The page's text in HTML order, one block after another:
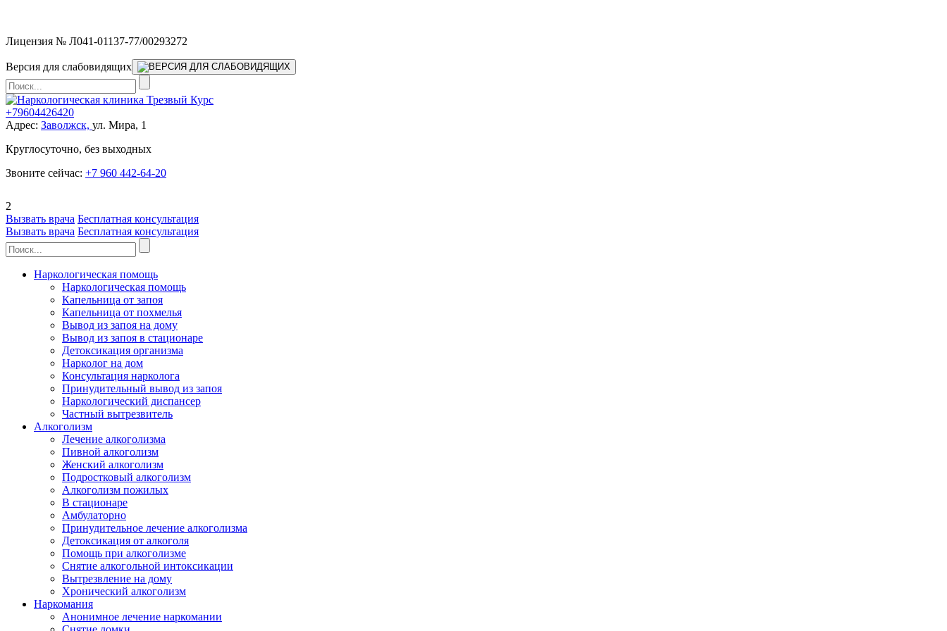
Лицензия № Л041-01137-77/00293272
Версия для слабовидящих
+79604426420
Адрес: Заволжск, ул. Мира, 1
Круглосуточно, без выходных
Звоните сейчас: +7 960 442-64-20
2
Вызвать врача Бесплатная консультация
Вызвать врача Бесплатная консультация
Наркологическая помощь
Наркологическая помощь
Капельница от запоя
Капельница от похмелья
Вывод из запоя на дому
Вывод из запоя в стационаре
Детоксикация организма
Нарколог на дом
Консультация нарколога
Принудительный вывод из запоя
Наркологический диспансер
Частный вытрезвитель
Алкоголизм
Лечение алкоголизма
Пивной алкоголизм
Женский алкоголизм
Подростковый алкоголизм
Алкоголизм пожилых
В стационаре
Амбулаторно
Принудительное лечение алкоголизма
Детоксикация от алкоголя
Помощь при алкоголизме
Снятие алкогольной интоксикации
Вытрезвление на дому
Хронический алкоголизм
Наркомания
Анонимное лечение наркомании